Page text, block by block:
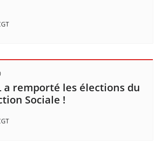
a remporté les élections du
Sociale !